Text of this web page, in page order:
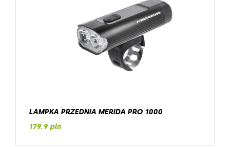
LAMPKA PRZEDNIA MERIDA PRO 1000
179.9 pln